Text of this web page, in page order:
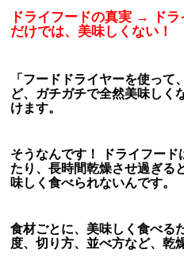
ドライフードの真実 → ド
だけでは、美味しくない！
「フードドライヤーを使っ
ど、ガチガチで全然美味しく
けます。
そうなんです！ ドライフー
たり、長時間乾燥させ過ぎる
味しく食べられないんです。
食材ごとに、美味しく食べる
度、切り方、並べ方など、乾